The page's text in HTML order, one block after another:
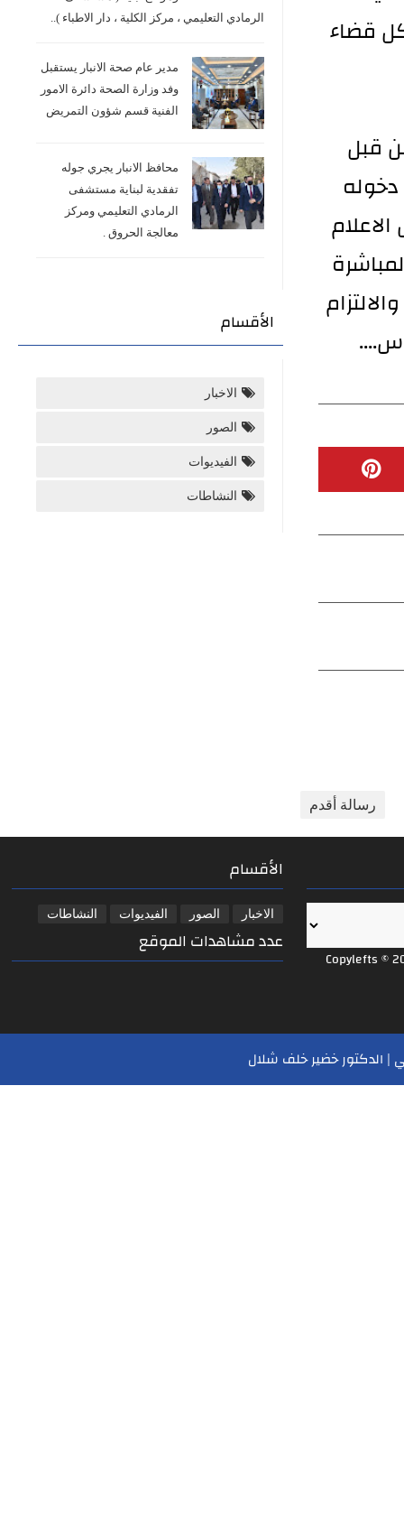
قضاء
قبل
رسالة أقدم
الرمادي التعليمي ، مركز الكلية ، دار الاطباء )..
مدير عام صحة الانبار يستقبل
وفد وزارة الصحة دائرة الامور
الفنية قسم شؤون التمريض
محافظ الانبار يجري جوله
تفقدية لبناية مستشفى
الرمادي التعليمي ومركز
معالجة الحروق .
الأقسام
الاخبار
الصور
الفيديوات
النشاطات
Copylefts ©
الأقسام
الاخبار الصور الفيديوات النشاطات
عدد مشاهدات الموقع
| الدكتور خضير خلف شلال